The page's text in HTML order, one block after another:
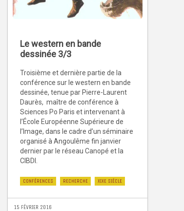
Le western en bande
dessinée 3/3
Troisième et dernière partie de la
conférence sur le western en bande
dessinée, tenue par Pierre-Laurent
Daurès, maître de conférence à
Sciences Po Paris et intervenant à
l’École Européenne Supérieure de
l’Image, dans le cadre d’un séminaire
organisé à Angoulême fin janvier
dernier par le réseau Canopé et la
CIBDI.
CONFÉRENCES RECHERCHE XIXE SIÈCLE
15 FÉVRIER 2016